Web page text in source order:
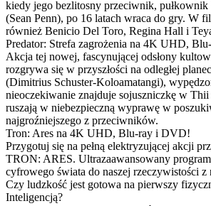
kiedy jego bezlitosny przeciwnik,
(Sean Penn), po 16 latach wraca do gry. W
również Benicio Del Toro, Regina Hall i
Predator: Strefa zagrożenia na 4K UHD,
Akcja tej nowej, fascynującej odsłony
rozgrywa się w przyszłości na odległej
(Dimitrius Schuster-Koloamatangi),
nieoczekiwanie znajduje sojuszniczkę w
ruszają w niebezpieczną wyprawę w
najgroźniejszego z przeciwników.
Tron: Ares na 4K UHD, Blu-ray i DVD!
Przygotuj się na pełną elektryzującej akcji
TRON: ARES. Ultrazaawansowany
cyfrowego świata do naszej rzeczywistości z
Czy ludzkość jest gotowa na pierwszy
Inteligencją?